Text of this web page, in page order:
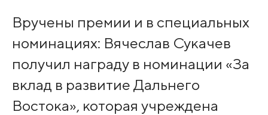
Вручены премии и в специальных
номинациях: Вячеслав Сукачев
получил награду в номинации «За
вклад в развитие Дальнего
Востока», которая учреждена